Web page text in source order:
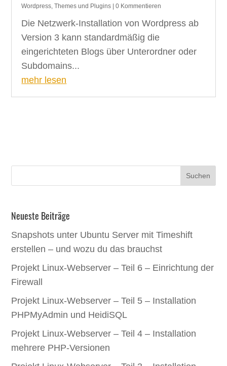
Wordpress, Themes und Plugins | 0 Kommentieren
Die Netzwerk-Installation von Wordpress ab
Version 3 kann standardmäßig die
eingerichteten Blogs über Unterordner oder
Subdomains...
mehr lesen
Neueste Beiträge
Snapshots unter Ubuntu Server mit Timeshift
erstellen – und wozu du das brauchst
Projekt Linux-Webserver – Teil 6 – Einrichtung der
Firewall
Projekt Linux-Webserver – Teil 5 – Installation
PHPMyAdmin und HeidiSQL
Projekt Linux-Webserver – Teil 4 – Installation
mehrere PHP-Versionen